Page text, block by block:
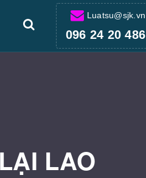
Luatsu@sjk.vn
096 24 20 486
LAO